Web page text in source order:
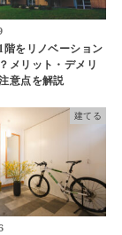
階をリノベーション
メリット・デメリ
意点を解説
建てる